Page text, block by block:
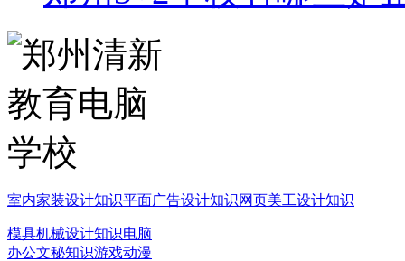
室内家装设计知识平面广告设计知识网页美工设计知识
模具机械设计知识电脑
办公文秘知识游戏动漫